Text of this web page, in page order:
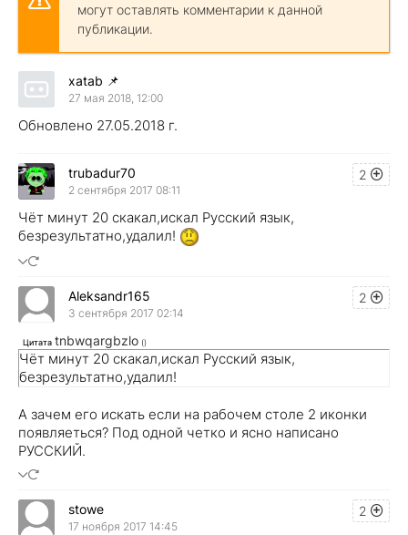
могут оставлять комментарии к данной
публикации.
xatab 📌
27 мая 2018, 12:00
Обновлено 27.05.2018 г.
2
trubadur70
2 сентября 2017 08:11
Чёт минут 20 скакал,искал Русский язык,
безрезультатно,удалил!
2
Aleksandr165
3 сентября 2017 02:14
Цитата tnbwqargbzlo ()
Чёт минут 20 скакал,искал Русский язык,
безрезультатно,удалил!
А зачем его искать если на рабочем столе 2 иконки
появляеться? Под одной четко и ясно написано
РУССКИЙ.
2
stowe
17 ноября 2017 14:45